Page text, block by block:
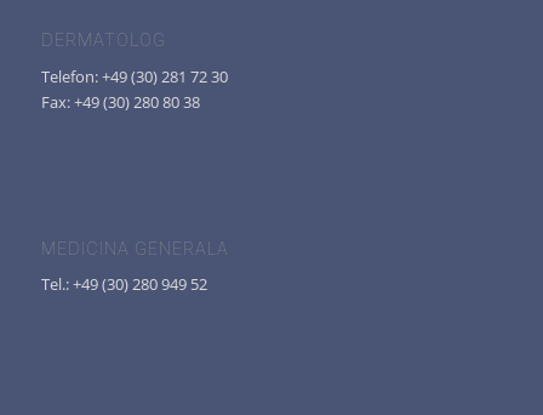
DERMATOLOG
Telefon: +49 (30) 281 72 30
Fax: +49 (30) 280 80 38
MEDICINA GENERALA
Tel.: +49 (30) 280 949 52